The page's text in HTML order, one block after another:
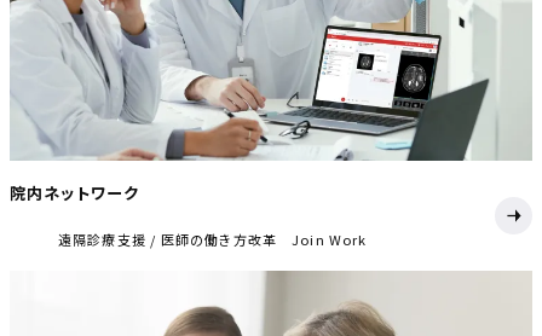
院内ネットワーク
遠隔診療支援 医師の働き方改革 Join Work